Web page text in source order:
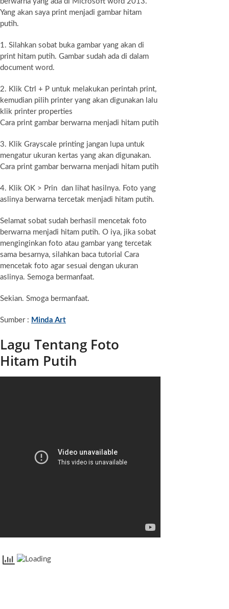
Yang akan saya print menjadi gambar hitam
putih.
1. Silahkan sobat buka gambar yang akan di
print hitam putih. Gambar sudah ada di dalam
document word.
2. Klik Ctrl + P untuk melakukan perintah print,
kemudian pilih printer yang akan digunakan lalu
klik printer properties
Cara print gambar berwarna menjadi hitam putih
3. Klik Grayscale printing jangan lupa untuk
mengatur ukuran kertas yang akan digunakan.
Cara print gambar berwarna menjadi hitam putih
4. Klik OK > Prin dan lihat hasilnya. Foto yang
aslinya berwarna tercetak menjadi hitam putih.
Selamat sobat sudah berhasil mencetak foto
berwarna menjadi hitam putih. O iya, jika sobat
menginginkan foto atau gambar yang tercetak
sama besarnya, silahkan baca tutorial Cara
mencetak foto agar sesuai dengan ukuran
aslinya. Semoga bermanfaat.
Sekian. Smoga bermanfaat.
Sumber : Minda Art
Lagu Tentang Foto
Hitam Putih